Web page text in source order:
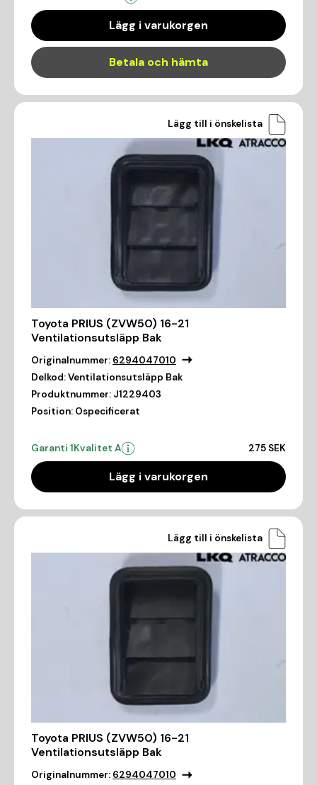
Lägg i varukorgen
Betala och hämta
Lägg till i önskelista
Toyota PRIUS (ZVW50) 16-21
Ventilationsutsläpp Bak
Originalnummer: 6294047010
Delkod:Ventilationsutsläpp Bak
Produktnummer: J1229403
Position: Ospecificerat
Garanti 1Kvalitet A 275 SEK
Lägg i varukorgen
Lägg till i önskelista
Toyota PRIUS (ZVW50) 16-21
Ventilationsutsläpp Bak
Originalnummer: 6294047010